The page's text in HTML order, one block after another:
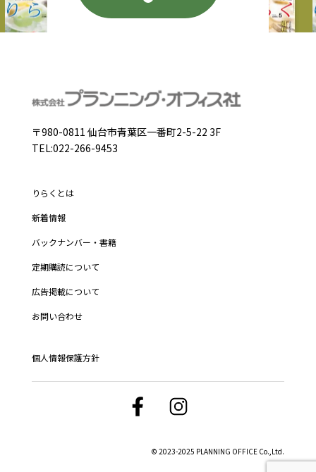
〒980-0811 仙台市青葉区一番町2-5-22 3F
TEL:022-266-9453
りらくとは
新着情報
バックナンバー・書籍
定期購読について
広告掲載について
お問い合わせ
個人情報保護方針
© 2023-2025 PLANNING OFFICE Co.,Ltd.